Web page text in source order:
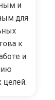
и
для
к
и
целей.